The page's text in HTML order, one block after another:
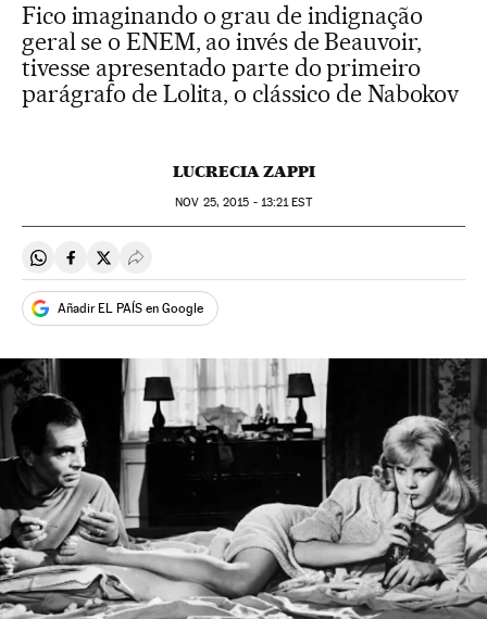
Fico imaginando o grau de indignação
geral se o ENEM, ao invés de Beauvoir,
tivesse apresentado parte do primeiro
parágrafo de Lolita, o clássico de Nabokov
LUCRECIA ZAPPI
NOV 25, 2015 - 13:21EST
Compartir en Whatsapp
Compartir en Facebook
Compartir en Twitter
Desplegar Redes Sociales
Añadir EL PAÍS en Google